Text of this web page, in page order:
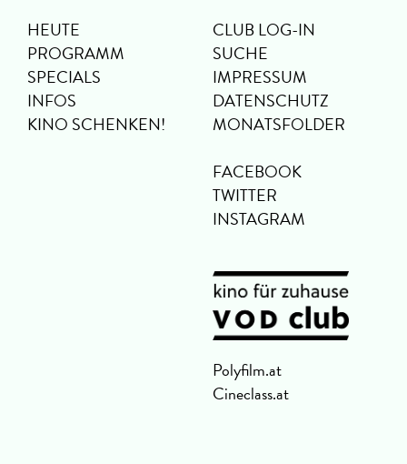
HEUTE
PROGRAMM
SPECIALS
INFOS
KINO SCHENKEN!
CLUB LOG-IN
SUCHE
IMPRESSUM
DATENSCHUTZ
MONATSFOLDER
FACEBOOK
TWITTER
INSTAGRAM
Polyfilm.at
Cineclass.at